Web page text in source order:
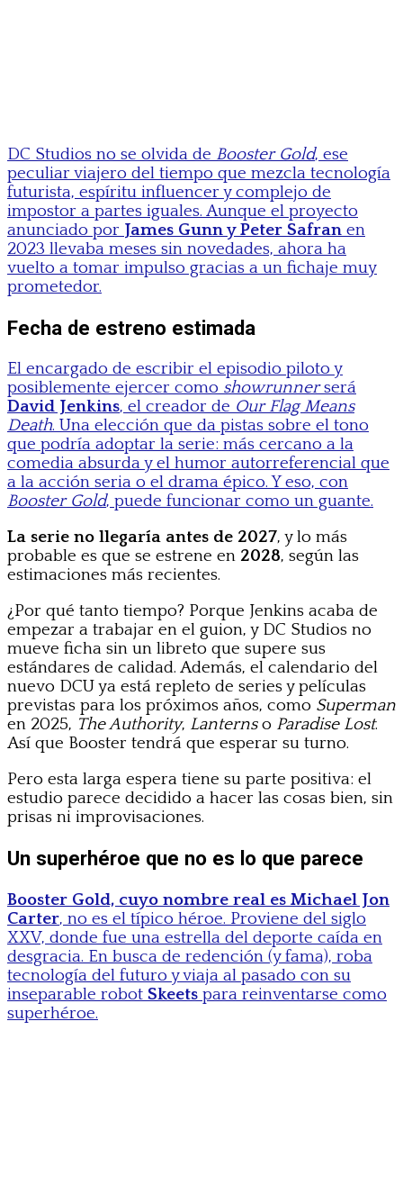
DC Studios no se olvida de Booster Gold, ese
peculiar viajero del tiempo que mezcla tecnología
futurista, espíritu influencer y complejo de
impostor a partes iguales. Aunque el proyecto
anunciado por James Gunn y Peter Safran en
2023 llevaba meses sin novedades, ahora ha
vuelto a tomar impulso gracias a un fichaje muy
prometedor.
Fecha de estreno estimada
El encargado de escribir el episodio piloto y
posiblemente ejercer como showrunnerserá
David Jenkins, el creador de Our Flag Means
Death. Una elección que da pistas sobre el tono
que podría adoptar la serie: más cercano a la
comedia absurda y el humor autorreferencial que
a la acción seria o el drama épico. Y eso, con
Booster Gold, puede funcionar como un guante.
La serie no llegaría antes de 2027, y lo más
probable es que se estrene en 2028, según las
estimaciones más recientes.
¿Por qué tanto tiempo? Porque Jenkins acaba de
empezar a trabajar en el guion, y DC Studios no
mueve ficha sin un libreto que supere sus
estándares de calidad. Además, el calendario del
nuevo DCU ya está repleto de series y películas
previstas para los próximos años, como Superman
en 2025, The Authority, Lanternso Paradise Lost.
Así que Booster tendrá que esperar su turno.
Pero esta larga espera tiene su parte positiva: el
estudio parece decidido a hacer las cosas bien, sin
prisas ni improvisaciones.
Un superhéroe que no es lo que parece
Booster Gold, cuyo nombre real es Michael Jon
Carter, no es el típico héroe. Proviene del siglo
XXV, donde fue una estrella del deporte caída en
desgracia. En busca de redención (y fama), roba
tecnología del futuro y viaja al pasado con su
inseparable robot Skeets para reinventarse como
superhéroe.